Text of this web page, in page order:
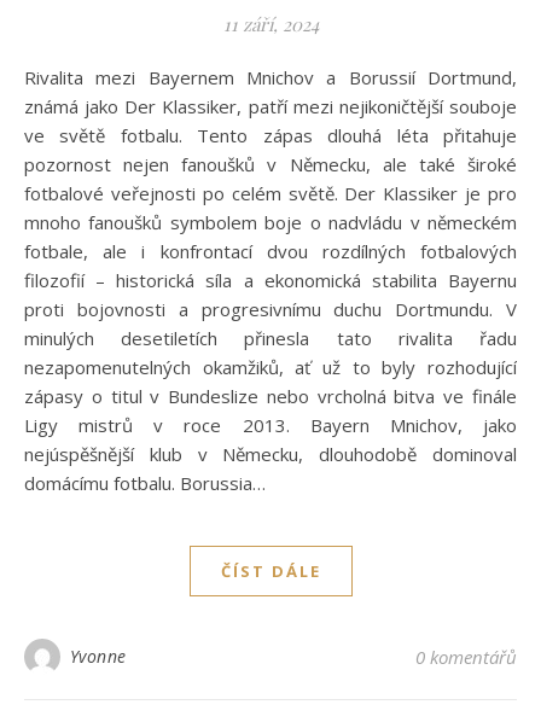
11 září, 2024
Rivalita mezi Bayernem Mnichov a Borussií Dortmund,
známá jako Der Klassiker, patří mezi nejikoničtější souboje
ve světě fotbalu. Tento zápas dlouhá léta přitahuje
pozornost nejen fanoušků v Německu, ale také široké
fotbalové veřejnosti po celém světě. Der Klassiker je pro
mnoho fanoušků symbolem boje o nadvládu v německém
fotbale, ale i konfrontací dvou rozdílných fotbalových
filozofií – historická síla a ekonomická stabilita Bayernu
proti bojovnosti a progresivnímu duchu Dortmundu. V
minulých desetiletích přinesla tato rivalita řadu
nezapomenutelných okamžiků, ať už to byly rozhodující
zápasy o titul v Bundeslize nebo vrcholná bitva ve finále
Ligy mistrů v roce 2013. Bayern Mnichov, jako
nejúspěšnější klub v Německu, dlouhodobě dominoval
domácímu fotbalu. Borussia…
ČÍST DÁLE
Yvonne 0 komentářů